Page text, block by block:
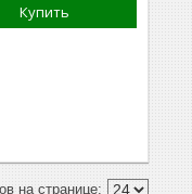
Купить